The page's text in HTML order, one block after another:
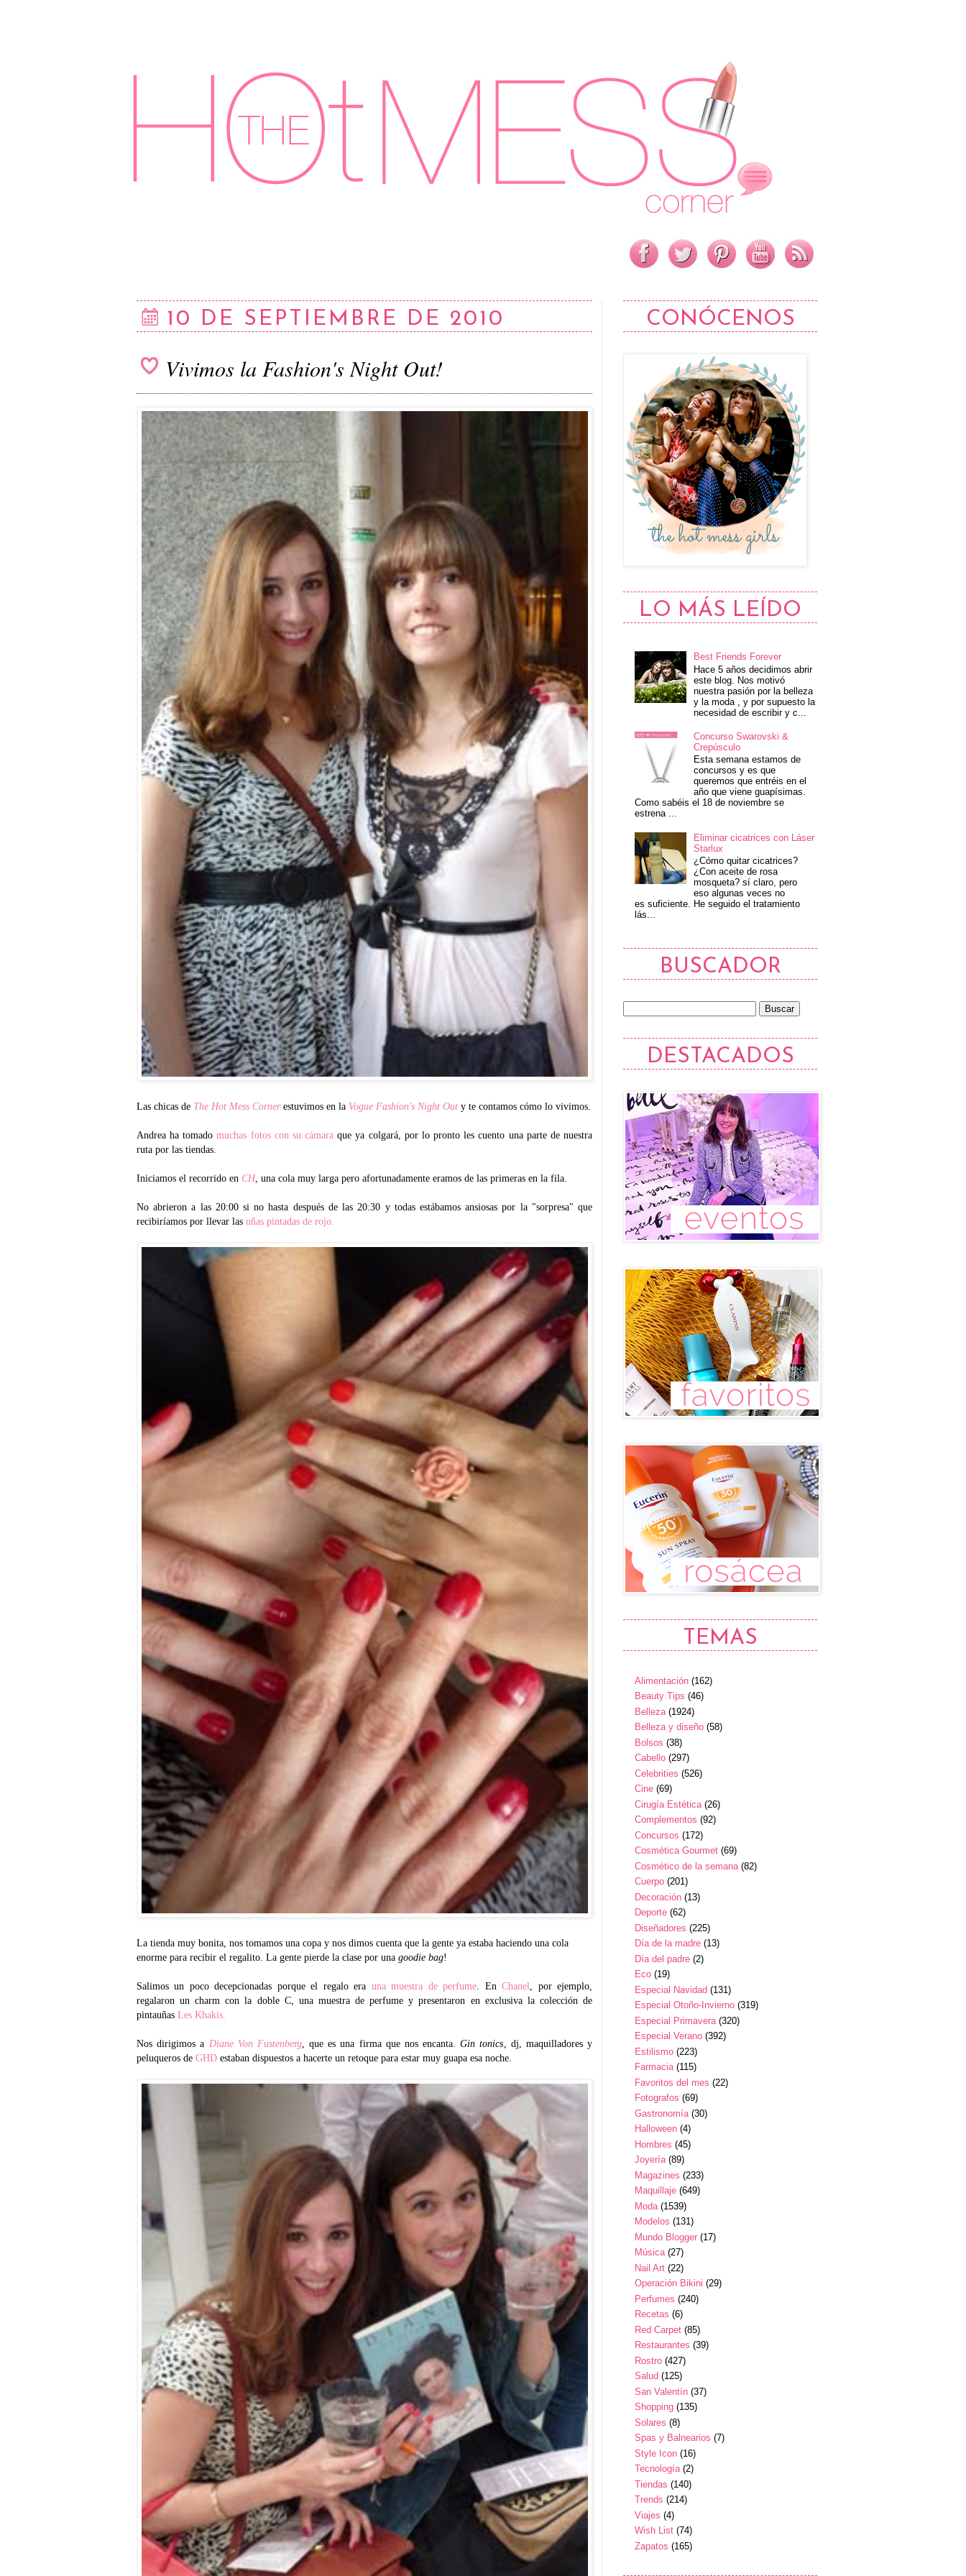
10 DE SEPTIEMBRE DE 2010
Vivimos la Fashion's Night Out!
Las chicas de The Hot Mess Cornerestuvimos en la Vogue Fashion's Night Out y te contamos cómo lo vivimos.
Andrea ha tomadomuchas fotos con su cámara que ya colgará, por lo pronto les cuento una parte de nuestra
ruta por las tiendas.
Iniciamos el recorrido en CH, una cola muy larga pero afortunadamente eramos de las primeras en la fila.
No abrieron a las 20:00 si no hasta después de las 20:30 y todas estábamos ansiosas por la "sorpresa" que
recibiríamos por llevar las uñas pintadas de rojo.
La tienda muy bonita, nos tomamos una copa y nos dimos cuenta que la gente ya estaba haciendo una cola
enorme para recibir el regalito. La gente pierde la clase por una goodie bag!
Salimos un poco decepcionadas porque el regalo era una muestra de perfume. EnChanel, por ejemplo,
regalaron un charm con la doble C, una muestra de perfume y presentaron en exclusiva la colección de
pintauñas Les Khakis.
Nos dirigimos a Diane Von Fustenberg, que es una firma que nos encanta.Gin tonics, dj, maquilladores y
peluqueros de GHD estaban dispuestos a hacerte un retoque para estar muy guapa esa noche.
CONÓCENOS
LO MÁS LEÍDO
Best Friends Forever
Hace 5 años decidimos abrir
este blog. Nos motivó
nuestra pasión por la belleza
y la moda , y por supuesto la
necesidad de escribir y c...
Concurso Swarovski &
Crepúsculo
Esta semana estamos de
concursos y es que
queremos que entréis en el
año que viene guapísimas.
Como sabéis el 18 de noviembre se
estrena ...
Eliminar cicatrices con Láser
Starlux
¿Cómo quitar cicatrices?
¿Con aceite de rosa
mosqueta? sí claro, pero
eso algunas veces no
es suficiente. He seguido el tratamiento
lás...
BUSCADOR
DESTACADOS
TEMAS
Alimentación (162)
Beauty Tips (46)
Belleza (1924)
Belleza y diseño (58)
Bolsos (38)
Cabello (297)
Celebrities (526)
Cine (69)
Cirugía Estética (26)
Complementos (92)
Concursos (172)
Cosmética Gourmet (69)
Cosmético de la semana (82)
Cuerpo (201)
Decoración (13)
Deporte (62)
Diseñadores (225)
Día de la madre (13)
Día del padre (2)
Eco (19)
Especial Navidad (131)
Especial Otoño-Invierno (319)
Especial Primavera (320)
Especial Verano (392)
Estilismo (223)
Farmacia (115)
Favoritos del mes (22)
Fotografos (69)
Gastronomía (30)
Halloween (4)
Hombres (45)
Joyería (89)
Magazines (233)
Maquillaje (649)
Moda (1539)
Modelos (131)
Mundo Blogger (17)
Música (27)
Nail Art (22)
Operación Bikini (29)
Perfumes (240)
Recetas (6)
Red Carpet (85)
Restaurantes (39)
Rostro (427)
Salud (125)
San Valentín (37)
Shopping (135)
Solares (8)
Spas y Balnearios (7)
Style Icon (16)
Tecnología (2)
Tiendas (140)
Trends (214)
Viajes (4)
Wish List (74)
Zapatos (165)